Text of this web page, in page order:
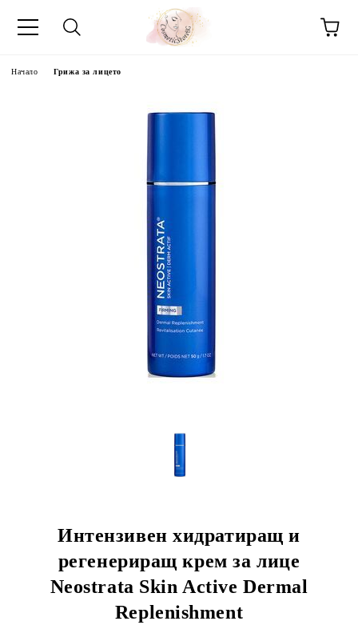
Начало Грижа за лицето
Интензивен хидратиращ и
регенериращ крем за лице
Neostrata Skin Active Dermal
Replenishment